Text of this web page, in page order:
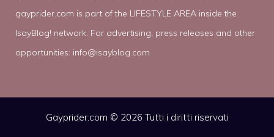
gayprider.com is part of the LIFESTYLE AREA inside the
IsayBlog! network. For advertising, press releases and other
opportunities: info@isayblog.com
Gayprider.com © 2026 Tutti i diritti riservati